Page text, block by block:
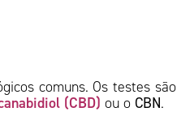
comuns. Os testes são
(CBD) ou o CBN.